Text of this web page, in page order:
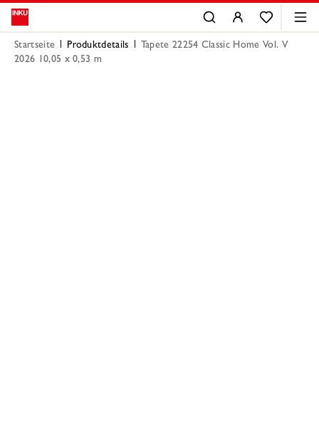
Startseite Produktdetails
Tapete 22254 Classic Home Vol. V
2026 10,05 x 0,53 m